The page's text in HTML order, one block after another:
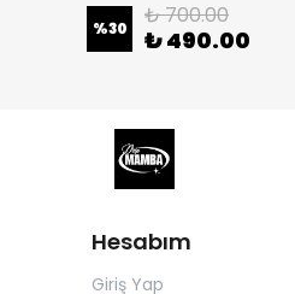
%30 ₺ 700.00
₺ 490.00
Hesabım
Giriş Yap